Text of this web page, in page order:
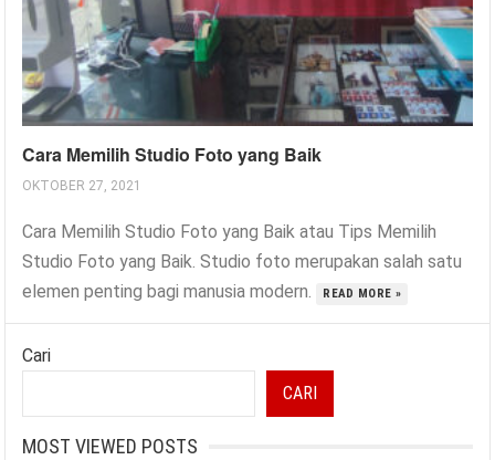
Cara Memilih Studio Foto yang Baik
OKTOBER 27, 2021
Cara Memilih Studio Foto yang Baik atau Tips Memilih
Studio Foto yang Baik. Studio foto merupakan salah satu
elemen penting bagi manusia modern.
READ MORE »
Cari
CARI
MOST VIEWED POSTS